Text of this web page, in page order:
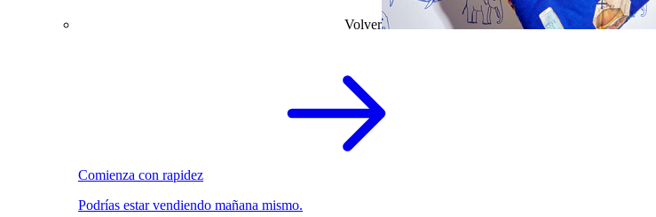
Volver
Comienza con rapidez
Podrías estar vendiendo mañana mismo.